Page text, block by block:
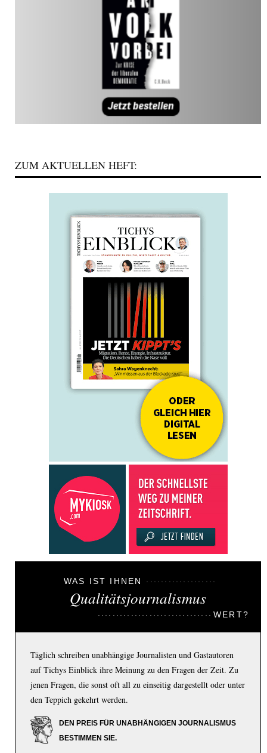
ZUM AKTUELLEN HEFT:
WAS IST IHNEN
Qualitätsjournalismus
WERT?
Täglich schreiben unabhängige Journalisten und Gastautoren
auf Tichys Einblick ihre Meinung zu den Fragen der Zeit. Zu
jenen Fragen, die sonst oft all zu einseitig dargestellt oder unter
den Teppich gekehrt werden.
DEN PREIS FÜR UNABHÄNGIGEN JOURNALISMUS
BESTIMMEN SIE.